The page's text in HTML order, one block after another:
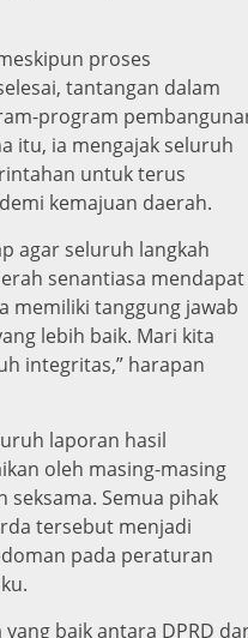
proses
tantangan dalam
program
itu, ia mengajak seluruh
untuk terus
kemajuan daerah.
agar seluruh langkah
senantiasa mendapat
memiliki tanggung jawab
lebih baik. Mari kita
integritas,” harapan
laporan hasil
oleh masing-masing
seksama. Semua pihak
tersebut menjadi
pada peraturan
baik antara DPRD